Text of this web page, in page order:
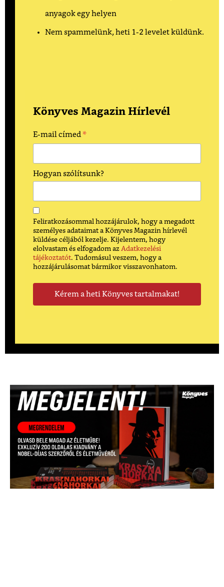
anyagok egy helyen
Nem spammelünk, heti 1-2 levelet küldünk.
Könyves Magazin Hírlevél
E-mail címed*
Hogyan szólítsunk?
Feliratkozásommal hozzájárulok, hogy a megadott
személyes adataimat a Könyves Magazin hírlevél
küldése céljából kezelje. Kijelentem, hogy
elolvastam és elfogadom az Adatkezelési
tájékoztatót. Tudomásul veszem, hogy a
hozzájárulásomat bármikor visszavonhatom.